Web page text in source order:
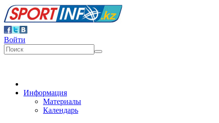
Войти
Информация
Материалы
Календарь